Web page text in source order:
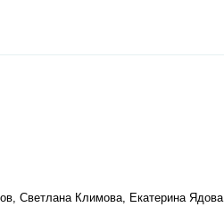
Светлана Климова, Екатерина Ядова